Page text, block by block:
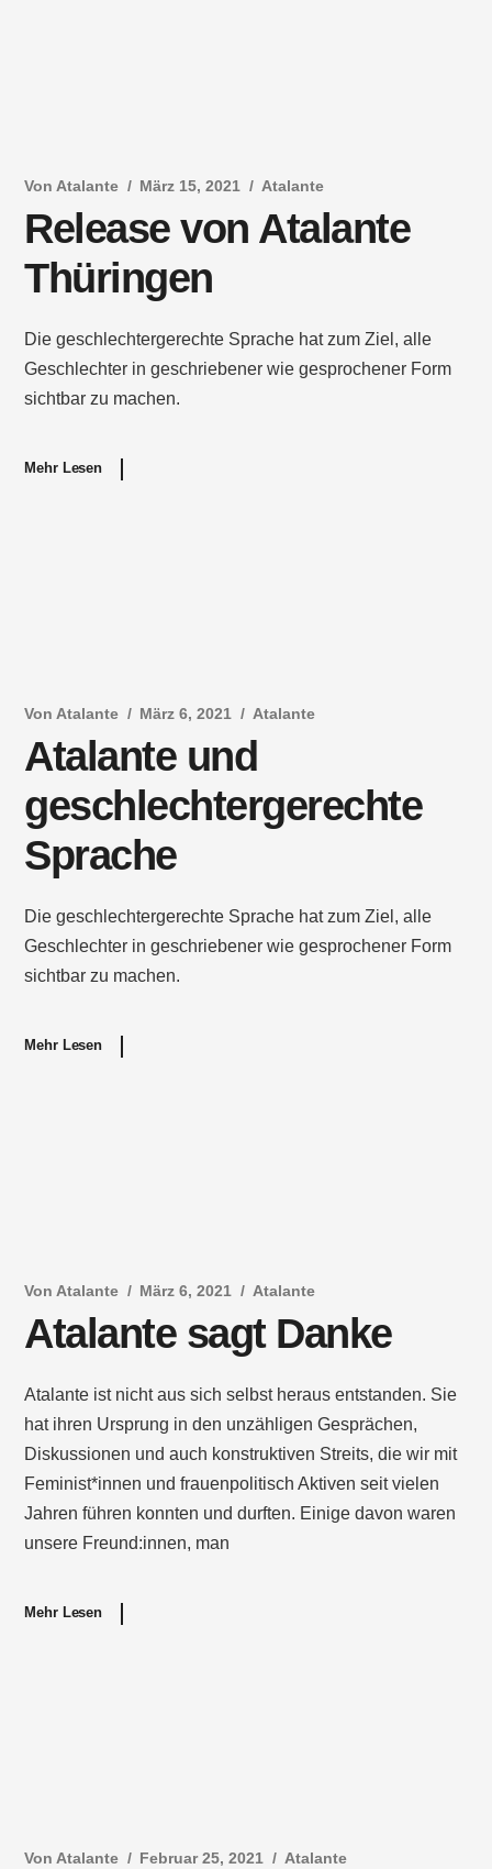
Von Atalante März 15, 2021 Atalante
Release von Atalante
Thüringen
Die geschlechtergerechte Sprache hat zum Ziel, alle
Geschlechter in geschriebener wie gesprochener Form
sichtbar zu machen.
Mehr Lesen
Von Atalante März 6, 2021 Atalante
Atalante und
geschlechtergerechte
Sprache
Die geschlechtergerechte Sprache hat zum Ziel, alle
Geschlechter in geschriebener wie gesprochener Form
sichtbar zu machen.
Mehr Lesen
Von Atalante März 6, 2021 Atalante
Atalante sagt Danke
Atalante ist nicht aus sich selbst heraus entstanden. Sie
hat ihren Ursprung in den unzähligen Gesprächen,
Diskussionen und auch konstruktiven Streits, die wir mit
Feminist*innen und frauenpolitisch Aktiven seit vielen
Jahren führen konnten und durften. Einige davon waren
unsere Freund:innen, man
Mehr Lesen
Von Atalante Februar 25, 2021 Atalante